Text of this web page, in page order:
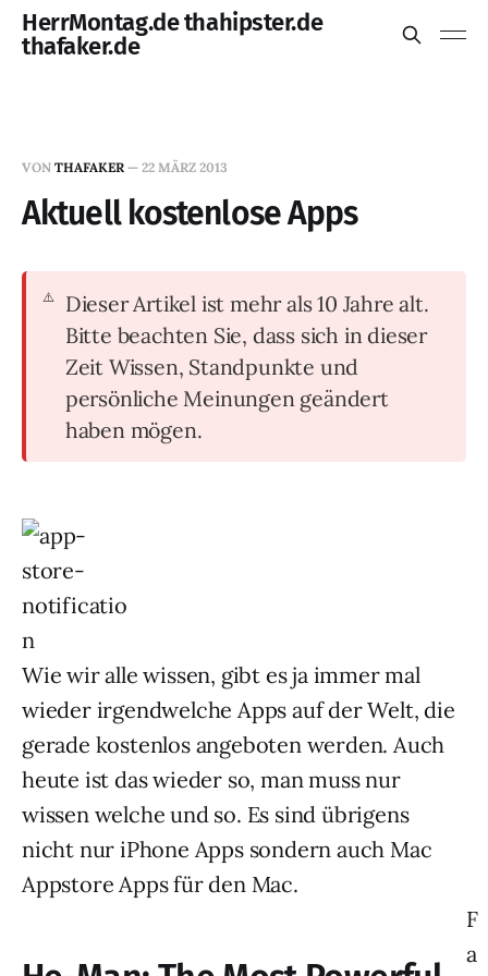
HerrMontag.de thahipster.de
thafaker.de
VON THAFAKER — 22 MÄRZ 2013
Aktuell kostenlose Apps
Dieser Artikel ist mehr als 10 Jahre alt.
Bitte beachten Sie, dass sich in dieser
Zeit Wissen, Standpunkte und
persönliche Meinungen geändert
haben mögen.
Wie wir alle wissen, gibt es ja immer mal
wieder irgendwelche Apps auf der Welt, die
gerade kostenlos angeboten werden. Auch
heute ist das wieder so, man muss nur
wissen welche und so. Es sind übrigens
nicht nur iPhone Apps sondern auch Mac
Appstore Apps für den Mac.
F
a